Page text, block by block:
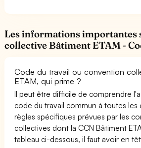
Les informations importantes
collective Bâtiment ETAM -
Code du travail ou convention
ETAM, qui prime ?
Il peut être difficile de comprendre
code du travail commun à toutes les
règles spécifiques prévues par les
collectives dont la CCN Bâtiment
tableau ci-dessous, il faut avoir en